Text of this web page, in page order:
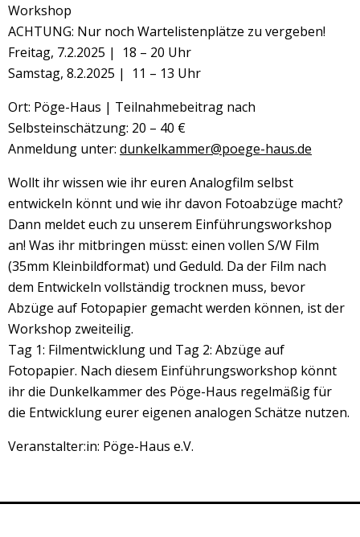
Workshop
ACHTUNG: Nur noch Wartelistenplätze zu vergeben!
Freitag, 7.2.2025 | 18 – 20 Uhr
Samstag, 8.2.2025 | 11 – 13 Uhr
Ort: Pöge-Haus | Teilnahmebeitrag nach
Selbsteinschätzung: 20 – 40 €
Anmeldung unter: dunkelkammer@poege-haus.de
Wollt ihr wissen wie ihr euren Analogfilm selbst
entwickeln könnt und wie ihr davon Fotoabzüge macht?
Dann meldet euch zu unserem Einführungsworkshop
an! Was ihr mitbringen müsst: einen vollen S/W Film
(35mm Kleinbildformat) und Geduld. Da der Film nach
dem Entwickeln vollständig trocknen muss, bevor
Abzüge auf Fotopapier gemacht werden können, ist der
Workshop zweiteilig.
Tag 1: Filmentwicklung und Tag 2: Abzüge auf
Fotopapier. Nach diesem Einführungsworkshop könnt
ihr die Dunkelkammer des Pöge-Haus regelmäßig für
die Entwicklung eurer eigenen analogen Schätze nutzen.
Veranstalter:in: Pöge-Haus e.V.